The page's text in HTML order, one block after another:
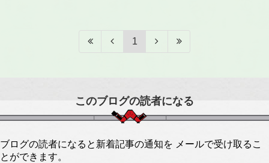
1
このブログの読者になる
ブログの読者になると新着記事の通知を メールで受け取るこ
とができます。